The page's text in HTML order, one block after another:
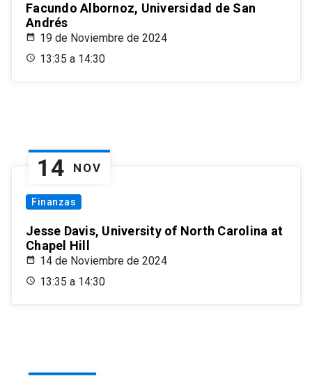
Facundo Albornoz, Universidad de San
Andrés
19 de Noviembre de 2024
13:35 a 14:30
14 NOV
Finanzas
Jesse Davis, University of North Carolina at
Chapel Hill
14 de Noviembre de 2024
13:35 a 14:30